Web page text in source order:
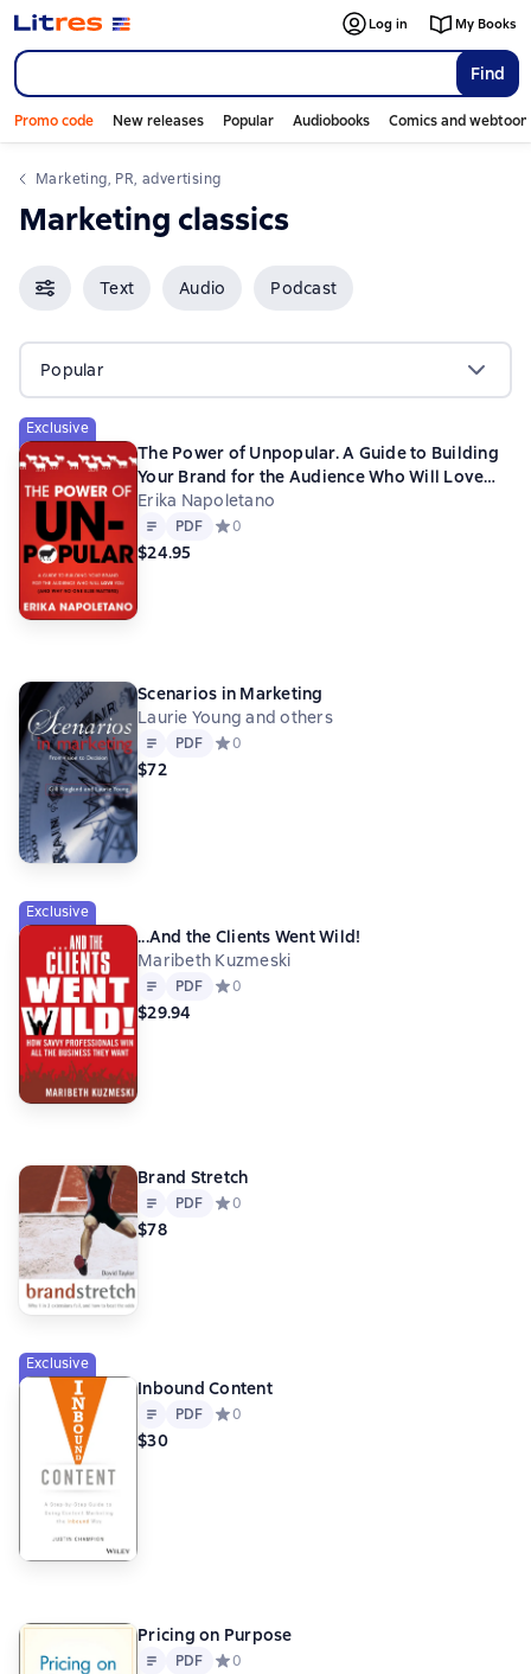
Find
Log in My Books
Promo code New releases Popular Audiobooks Comics and
Marketing, PR, advertising
Marketing classics
Text Audio Podcast
Popular
Exclusive
The Power of Unpopular. A Guide to Building
Your Brand for the Audience Who Will Love
You (and why no one else matters)
Erika Napoletano
Text PDF
PDF Средний рейтинг 0 на основе 0 оценок
0
$24.95
Scenarios in Marketing
Laurie Young and others
Text PDF
PDF Средний рейтинг 0 на основе 0 оценок
0
$72
Exclusive
...And the Clients Went Wild!
Maribeth Kuzmeski
Text PDF
PDF Средний рейтинг 0 на основе 0 оценок
0
$29.94
Brand Stretch
Text PDF
PDF Средний рейтинг 0 на основе 0 оценок
0
$78
Exclusive
Inbound Content
Text PDF
PDF Средний рейтинг 0 на основе 0 оценок
0
$30
Pricing on Purpose
Text PDF
PDF Средний рейтинг 0 на основе 0 оценок
0